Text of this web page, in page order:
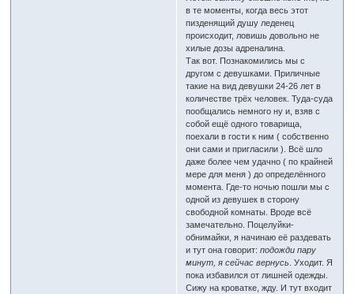
в те моменты, когда весь этот
пизденящий душу леденец
происходит, ловишь довольно не
хилые дозы адреналина.
Так вот. Познакомились мы с
другом с девушками. Приличные
такие на вид девушки 24-26 лет в
количестве трёх человек. Туда-суда
пообщались немного ну и, взяв с
собой ещё одного товарища,
поехали в гости к ним ( собственно
они сами и пригласили ). Всё шло
даже более чем удачно ( по крайней
мере для меня ) до определённого
момента. Где-то ночью пошли мы с
одной из девушек в сторону
свободной комнаты. Вроде всё
замечательно. Поцелуйки-
обнимайки, я начинаю её раздевать
и тут она говорит:подожди пару
минут, я сейчас вернусь . Уходит. Я
пока избавился от лишней одежды.
Сижу на кроватке, жду. И тут входит